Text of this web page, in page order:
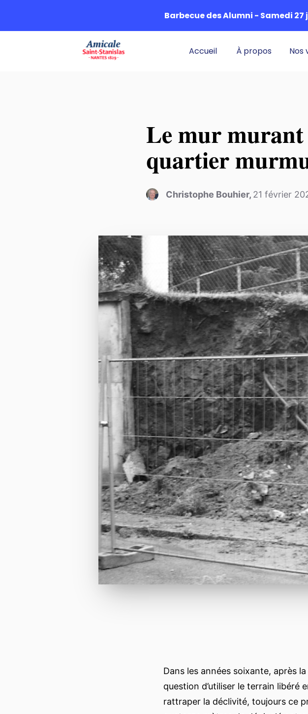
Barbecue des Alumni - Samedi 27
Accueil À propos Nos
Le mur
quartier
Christophe Bouhier, 21 février
Dans les années soixante, après
question d’utiliser le terrain libéré
rattraper la déclivité, toujours ce